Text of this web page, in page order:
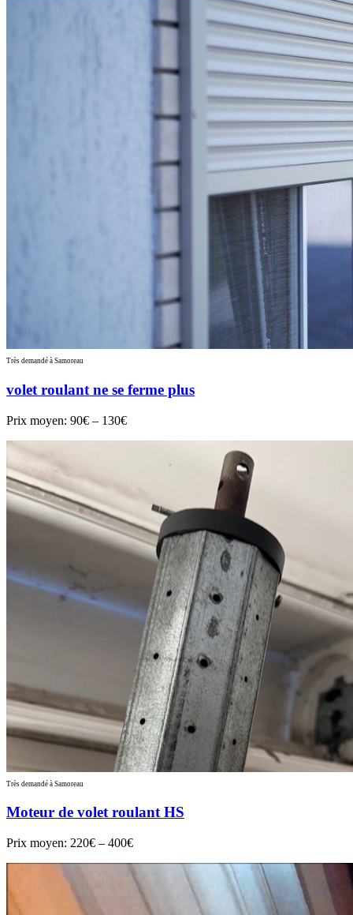
Très demandé à Samoreau
volet roulant ne se ferme plus
Prix moyen: 90€ – 130€
Très demandé à Samoreau
Moteur de volet roulant HS
Prix moyen: 220€ – 400€